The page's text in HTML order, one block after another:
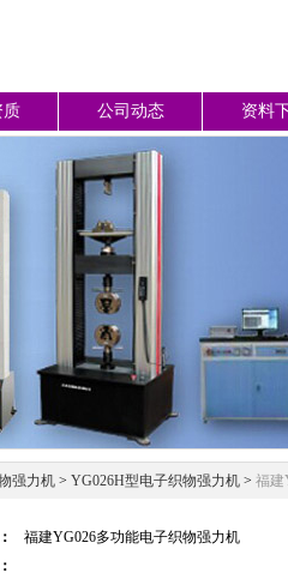
质 公司动态 资料
强力机 > YG026H型电子织物强力机 > 福建
福建YG026多功能电子织物强力机